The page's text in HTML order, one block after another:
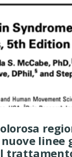
linee